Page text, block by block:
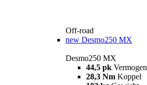
Off-road
new Desmo250 MX
Desmo250 MX
44,5 pk Vermogen
28,3 Nm Koppel